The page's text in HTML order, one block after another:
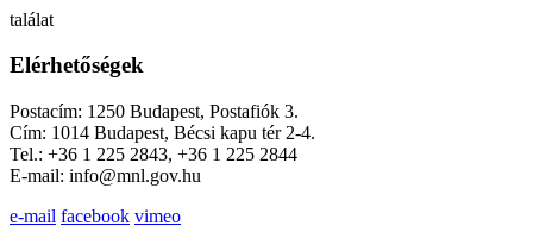
találat
Elérhetőségek
Postacím: 1250 Budapest, Postafiók 3.
Cím: 1014 Budapest, Bécsi kapu tér 2-4.
Tel.: +36 1 225 2843, +36 1 225 2844
E-mail: info@mnl.gov.hu
e-mail facebook vimeo